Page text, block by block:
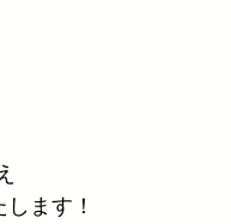
ます！